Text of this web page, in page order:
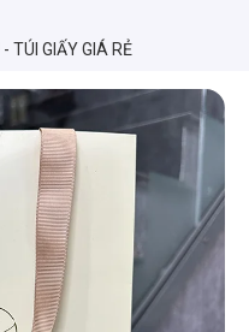
TÚI GIẤY GIÁ RẺ